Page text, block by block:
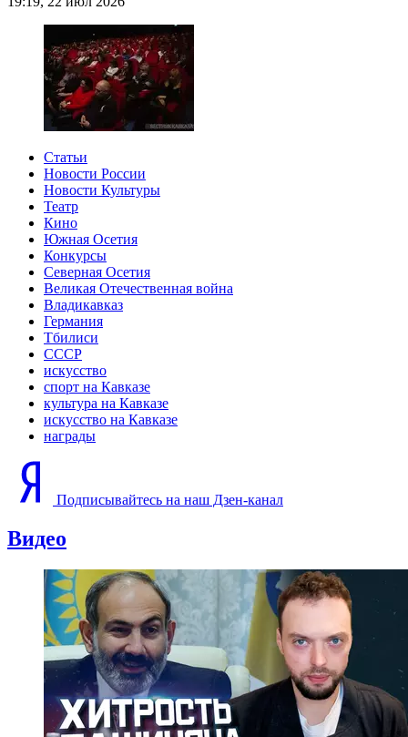
Статьи
Новости России
Новости Культуры
Театр
Кино
Южная Осетия
Конкурсы
Северная Осетия
Великая Отечественная война
Владикавказ
Германия
Тбилиси
СССР
искусство
спорт на Кавказе
культура на Кавказе
искусство на Кавказе
награды
Подписывайтесь на наш Дзен-канал
Видео